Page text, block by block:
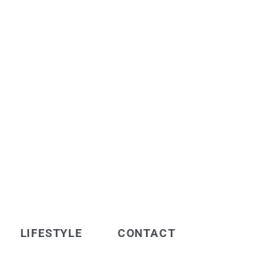
LIFESTYLE CONTACT